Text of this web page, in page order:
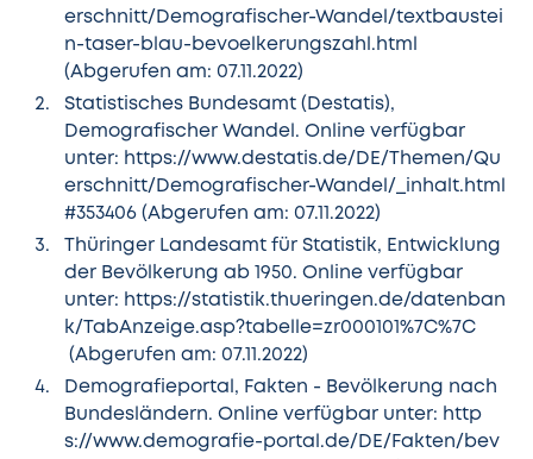
erschnitt/Demografischer-Wandel/textbaustei
n-taser-blau-bevoelkerungszahl.html
(Abgerufen am: 07.11.2022)
Statistisches Bundesamt (Destatis),
Demografischer Wandel. Online verfügbar
unter: https://www.destatis.de/DE/Themen/Qu
erschnitt/Demografischer-Wandel/_inhalt.html
#353406(Abgerufen am: 07.11.2022)
Thüringer Landesamt für Statistik, Entwicklung
der Bevölkerung ab 1950. Online verfügbar
unter: https://statistik.thueringen.de/datenban
k/TabAnzeige.asp?tabelle=zr000101%7C%7C
(Abgerufen am: 07.11.2022)
Demografieportal, Fakten - Bevölkerung nach
Bundesländern. Online verfügbar unter: http
s://www.demografie-portal.de/DE/Fakten/bev